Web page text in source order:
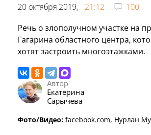
20 октября 2019, 21:12
100
Речь о злополучном участке на
Гагарина областного центра,
хотят застроить многоэтажками.
Автор
Екатерина
Сарычева
Фото/Видео: facebook.com, Нурлан